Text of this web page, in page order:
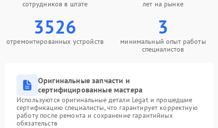
сотрудников в штате лет на рынке
3526
отремонтированных устройств
3
минимальный опыт работы
специалистов
Оригинальные запчасти и
сертифицированные мастера
Используются оригинальные детали Legat и прошедшие
сертификацию специалисты, что гарантирует корректную
работу после ремонта и сохранение гарантийных
обязательств